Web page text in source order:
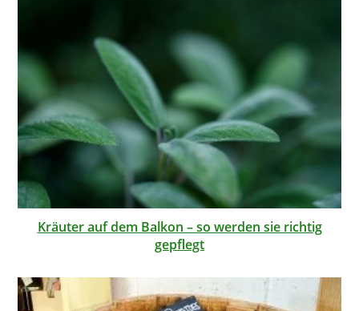
Kräuter auf dem Balkon – so werden sie richtig
gepflegt